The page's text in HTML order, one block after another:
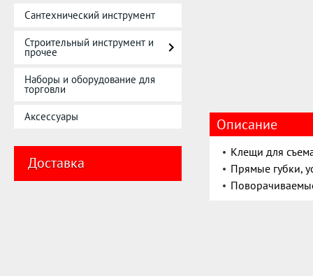
Сантехнический инструмент
Строительный инструмент и
прочее
Наборы и оборудование для
торговли
Аксессуары
Доставка
Описание
Клещи для
Прямые губки,